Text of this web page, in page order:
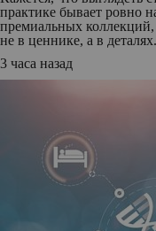
практике бывает ровно
премиальных коллекций,
не в ценнике, а в деталях.
3 часа назад